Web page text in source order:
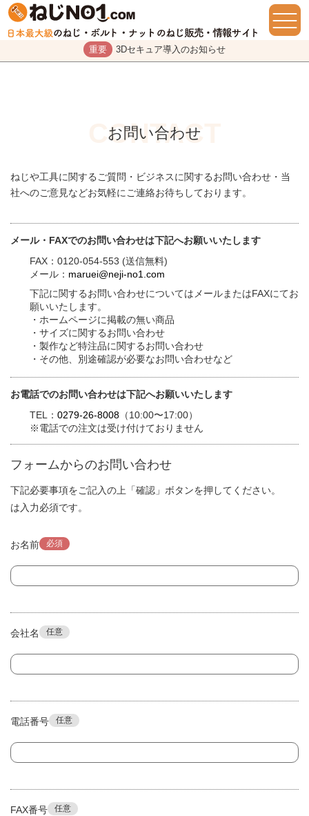
重要 3Dセキュア導入のお知らせ
お問い合わせ
ねじや工具に関するご質問・ビジネスに関するお問い合わせ・当
社へのご意見などお気軽にご連絡お待ちしております。
メール・FAXでのお問い合わせは下記へお願いいたします
FAX：0120-054-553 (送信無料)
メール： maruei@neji-no1.com
下記に関するお問い合わせについてはメールまたはFAXにてお
願いいたします。
・ホームページに掲載の無い商品
・サイズに関するお問い合わせ
・製作など特注品に関するお問い合わせ
・その他、別途確認が必要なお問い合わせなど
お電話でのお問い合わせは下記へお願いいたします
TEL： 0279-26-8008 （10:00〜17:00）
※電話での注文は受け付けておりません
フォームからのお問い合わせ
下記必要事項をご記入の上「確認」ボタンを押してください。
は入力必須です。
お名前 必須
会社名 任意
電話番号 任意
FAX番号 任意